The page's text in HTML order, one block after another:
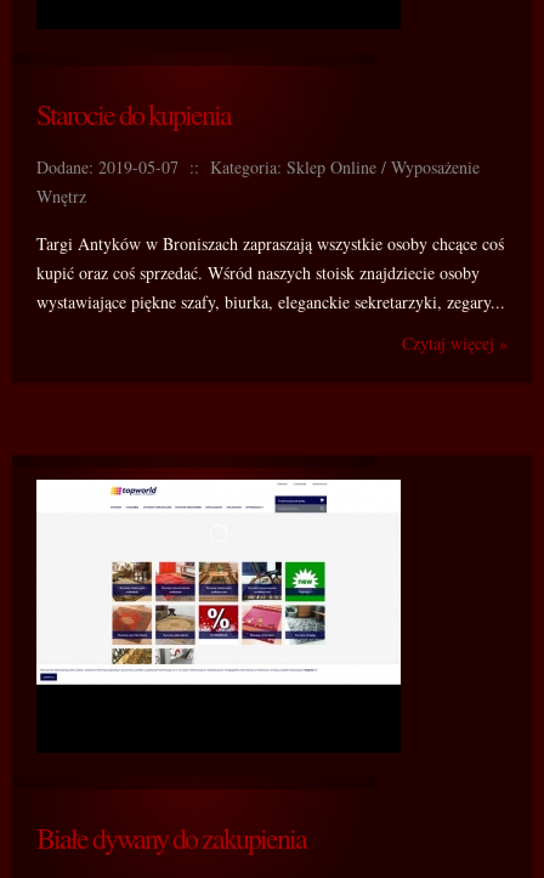
Starocie do kupienia
Dodane: 2019-05-07 :: Kategoria: Sklep Online / Wyposażenie
Wnętrz
Targi Antyków w Broniszach zapraszają wszystkie osoby chcące coś
kupić oraz coś sprzedać. Wśród naszych stoisk znajdziecie osoby
wystawiające piękne szafy, biurka, eleganckie sekretarzyki, zegary...
Czytaj więcej »
Białe dywany do zakupienia